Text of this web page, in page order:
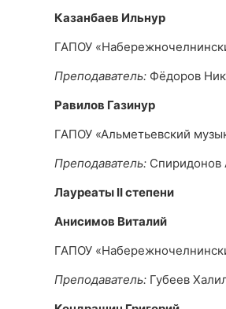
Казанбаев Ильнур
ГАПОУ
Преподаватель: Фёдоров
Равилов Газинур
ГАПОУ «Альметьевский
Преподаватель: Спиридонов
Лауреаты IIстепени
Анисимов Виталий
ГАПОУ
Преподаватель: Губеев